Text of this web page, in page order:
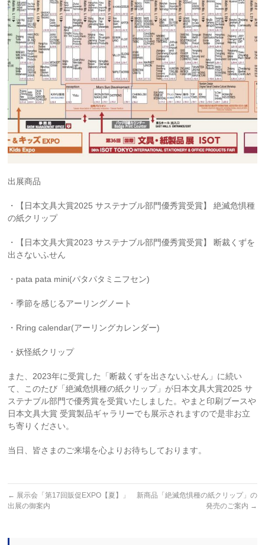
出展商品
・【日本文具大賞2025 サステナブル部門優秀賞受賞】 絶滅危惧種
の紙クリップ
・【日本文具大賞2023 サステナブル部門優秀賞受賞】 断裁くずを
出さないふせん
・pata pata mini(パタパタミニフセン)
・季節を感じるアーリングノート
・Rring calendar(アーリングカレンダー)
・妖怪紙クリップ
また、2023年に受賞した「断裁くずを出さないふせん」に続い
て、このたび「絶滅危惧種の紙クリップ」が日本文具大賞2025 サ
ステナブル部門で優秀賞を受賞いたしました。やまと印刷ブースや
日本文具大賞 受賞製品ギャラリーでも展示されますので是非お立
ち寄りください。
当日、皆さまのご来場を心よりお待ちしております。
← 展示会「第17回販促EXPO【夏】」
出展の御案内
新商品「絶滅危惧種の紙クリップ」の
発売のご案内 →